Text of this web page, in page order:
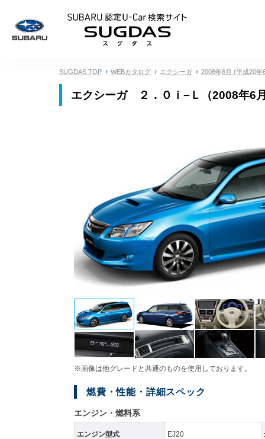
SUGDAS TOP WEBカタログ エクシーガ 2008年6月 (平成20
エクシーガ ２．０ｉ−Ｌ（2008年6
※画像は他グレードと共通のものを使用しております。
燃費・性能・詳細スペック
エンジン・燃料系
エンジン型式 EJ20